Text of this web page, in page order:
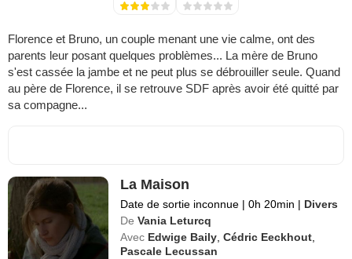
Florence et Bruno, un couple menant une vie calme, ont des
parents leur posant quelques problèmes... La mère de Bruno
s'est cassée la jambe et ne peut plus se débrouiller seule. Quand
au père de Florence, il se retrouve SDF après avoir été quitté par
sa compagne...
La Maison
Date de sortie inconnue | 0h 20min | Divers
De Vania Leturcq
Avec Edwige Baily ,Cédric Eeckhout
Pascale Lecussan